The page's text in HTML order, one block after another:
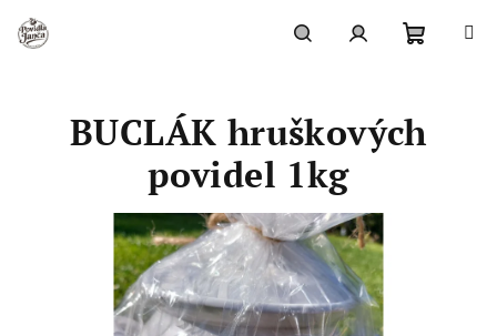
obsah
košík
BUCLÁK hruškových
povidel 1kg